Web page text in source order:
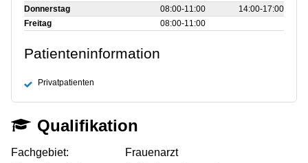
Donnerstag
08:00‑11:00
14:00‑17:00
Freitag
08:00‑11:00
Patienteninformation
Privatpatienten
Qualifikation
Fachgebiet:
Frauenarzt